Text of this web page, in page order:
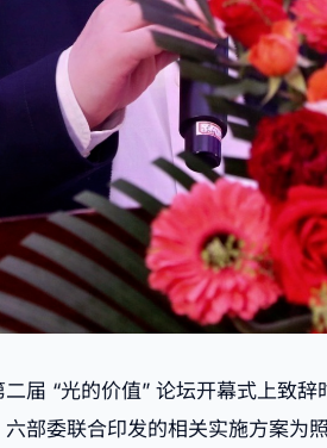
届 “光的价值” 论坛开幕式上致
部委联合印发的相关实施方案为